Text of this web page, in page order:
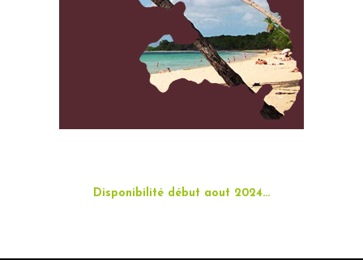
Disponibilité début aout 2024…